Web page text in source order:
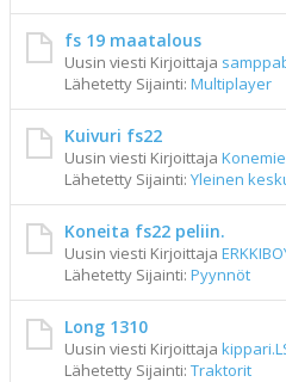
fs 19 maatalous
Uusin viesti Kirjoittaja
Lähetetty Sijainti: Multiplayer
Kuivuri fs22
Uusin viesti Kirjoittaja
Lähetetty Sijainti: Yleinen
Koneita fs22 peliin.
Uusin viesti Kirjoittaja
Lähetetty Sijainti: Pyynnöt
Long 1310
Uusin viesti Kirjoittaja
Lähetetty Sijainti: Traktorit